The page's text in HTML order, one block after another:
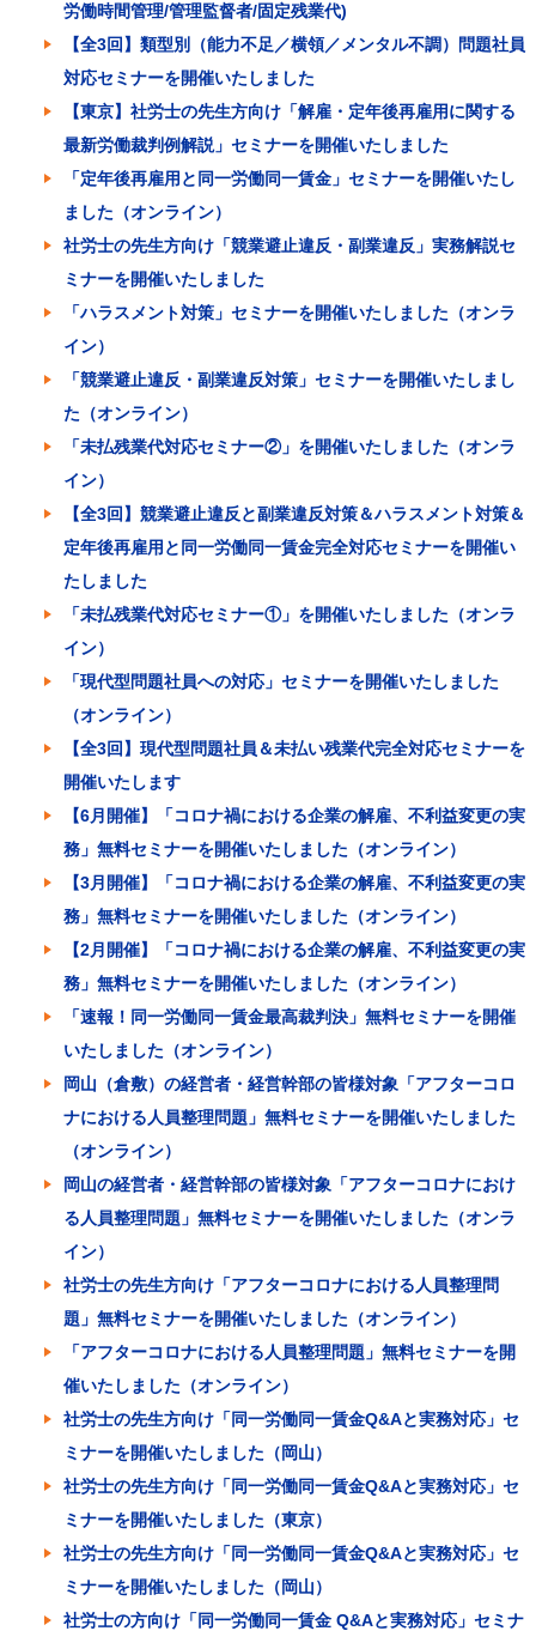
労働時間管理/管理監督者/固定残業代)
【全3回】類型別（能力不足／横領／メンタル不調）問題社員
対応セミナーを開催いたしました
【東京】社労士の先生方向け「解雇・定年後再雇用に関する
最新労働裁判例解説」セミナーを開催いたしました
「定年後再雇用と同一労働同一賃金」セミナーを開催いたし
ました（オンライン）
社労士の先生方向け「競業避止違反・副業違反」実務解説セ
ミナーを開催いたしました
「ハラスメント対策」セミナーを開催いたしました（オンラ
イン）
「競業避止違反・副業違反対策」セミナーを開催いたしまし
た（オンライン）
「未払残業代対応セミナー②」を開催いたしました（オンラ
イン）
【全3回】競業避止違反と副業違反対策＆ハラスメント対策＆
定年後再雇用と同一労働同一賃金完全対応セミナーを開催い
たしました
「未払残業代対応セミナー①」を開催いたしました（オンラ
イン）
「現代型問題社員への対応」セミナーを開催いたしました
（オンライン）
【全3回】現代型問題社員＆未払い残業代完全対応セミナーを
開催いたします
【6月開催】「コロナ禍における企業の解雇、不利益変更の実
務」無料セミナーを開催いたしました（オンライン）
【3月開催】「コロナ禍における企業の解雇、不利益変更の実
務」無料セミナーを開催いたしました（オンライン）
【2月開催】「コロナ禍における企業の解雇、不利益変更の実
務」無料セミナーを開催いたしました（オンライン）
「速報！同一労働同一賃金最高裁判決」無料セミナーを開催
いたしました（オンライン）
岡山（倉敷）の経営者・経営幹部の皆様対象「アフターコロ
ナにおける人員整理問題」無料セミナーを開催いたしました
（オンライン）
岡山の経営者・経営幹部の皆様対象「アフターコロナにおけ
る人員整理問題」無料セミナーを開催いたしました（オンラ
イン）
社労士の先生方向け「アフターコロナにおける人員整理問
題」無料セミナーを開催いたしました（オンライン）
「アフターコロナにおける人員整理問題」無料セミナーを開
催いたしました（オンライン）
社労士の先生方向け「同一労働同一賃金Q&Aと実務対応」セ
ミナーを開催いたしました（岡山）
社労士の先生方向け「同一労働同一賃金Q&Aと実務対応」セ
ミナーを開催いたしました（東京）
社労士の先生方向け「同一労働同一賃金Q&Aと実務対応」セ
ミナーを開催いたしました（岡山）
社労士の方向け「同一労働同一賃金 Q&Aと実務対応」セミナ